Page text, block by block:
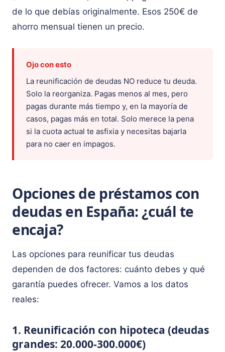
de lo que debías originalmente. Esos 250€ de
ahorro mensual tienen un precio.
Ojo con esto
La reunificación de deudas NO reduce tu deuda.
Solo la reorganiza. Pagas menos al mes, pero
pagas durante más tiempo y, en la mayoría de
casos, pagas más en total. Solo merece la pena
si la cuota actual te asfixia y necesitas bajarla
para no caer en impagos.
Opciones de préstamos con
deudas en España: ¿cuál te
encaja?
Las opciones para reunificar tus deudas
dependen de dos factores: cuánto debes y qué
garantía puedes ofrecer. Vamos a los datos
reales:
1. Reunificación con hipoteca (deudas
grandes: 20.000-300.000€)